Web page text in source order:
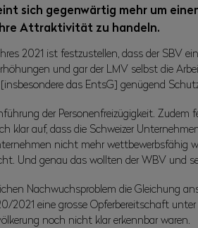
sich gegenwärtig mehr um
Attraktivität zu handeln.
2021 ist festzustellen, dass der SBV
und gar der LMV selbst die
das EntsG] genügend
der Personenfreizügigkeit. Zudem
auf, dass die Schweizer
nicht mehr wettbewerbsfähig
Und genau das wollten der WBV und
Nachwuchsproblem die Gleichung
eine grosse Opferbereitschaft
noch nicht klar erkennbar waren.